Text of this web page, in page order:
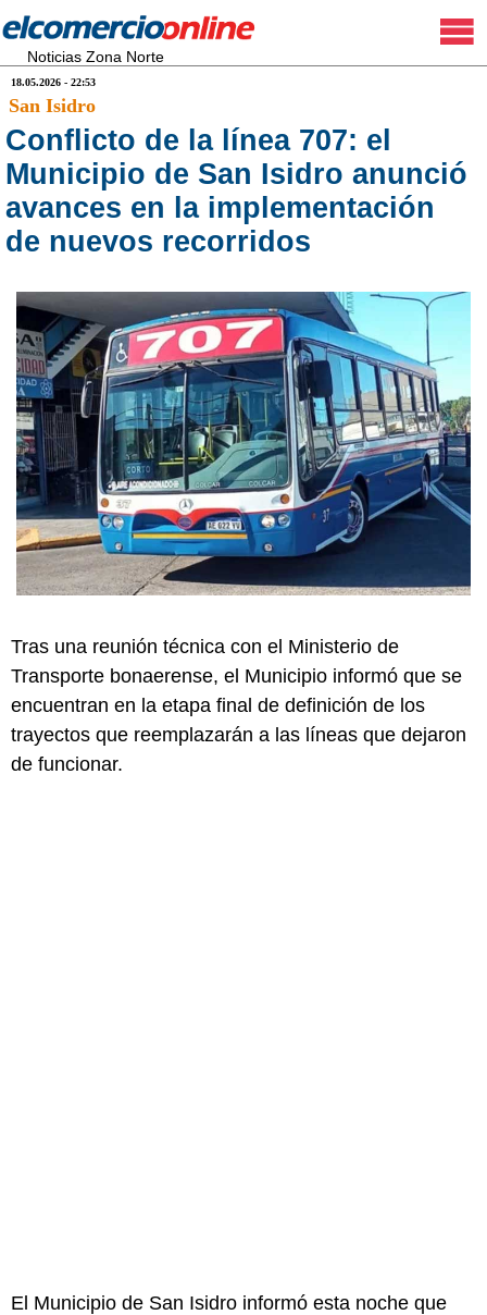
Noticias Zona Norte
18.05.2026 - 22:53
San Isidro
Conflicto de la línea 707: el
Municipio de San Isidro anunció
avances en la implementación
de nuevos recorridos
Tras una reunión técnica con el Ministerio de
Transporte bonaerense, el Municipio informó que se
encuentran en la etapa final de definición de los
trayectos que reemplazarán a las líneas que dejaron
de funcionar.
El Municipio de San Isidro informó esta noche que